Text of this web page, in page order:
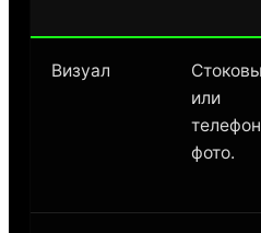
Визуал
или
фото.